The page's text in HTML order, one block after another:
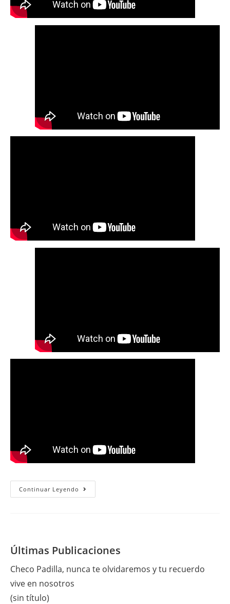
Continuar Leyendo Miércoles
16
Últimas Publicaciones
Checo Padilla, nunca te olvidaremos y tu recuerdo
vive en nosotros
(sin título)